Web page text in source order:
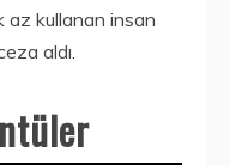
az kullanan insan
aldı.